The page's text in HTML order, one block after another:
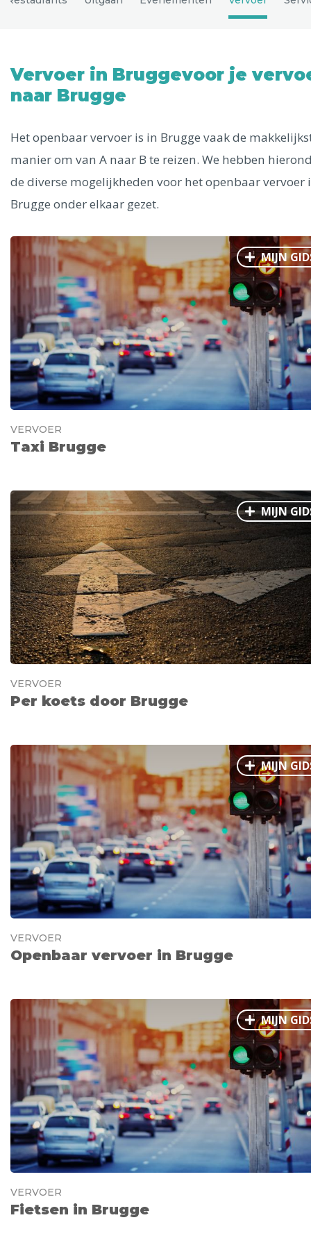
Uitgelichte bestemmingen
Ålesund
Parijs Tokio Amsterdam Barcelona Dubai
Milaan
Singapore
Rome Berlijn Mechelen Venetië
Florence
Madrid
Vancouver
Vervoer in Bruggevoor je
naar Brugge
Het openbaar vervoer is in Brugge vaak de
manier om van A naar B te reizen. We hebben
de diverse mogelijkheden voor het openbaar vervoer
Brugge onder elkaar gezet.
MIJN
VERVOER
Taxi Brugge
MIJN
VERVOER
Per koets door Brugge
MIJN
VERVOER
Openbaar vervoer in Brugge
MIJN
VERVOER
Fietsen in Brugge